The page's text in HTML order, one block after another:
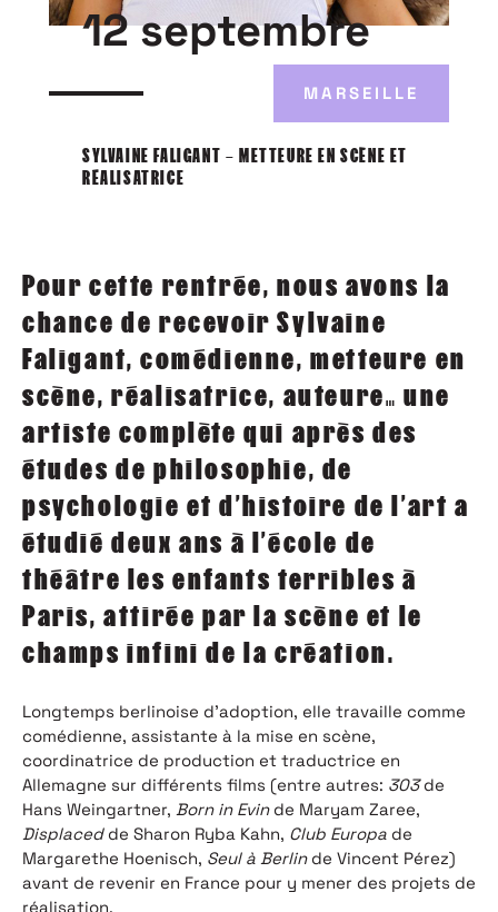
12 septembre
MARSEILLE
SYLVAINE FALIGANT – METTEURE EN SCÈNE ET
RÉALISATRICE
Pour cette rentrée, nous avons la
chance de recevoir Sylvaine
Faligant, comédienne, metteure en
scène, réalisatrice, auteure… une
artiste complète qui après des
études de philosophie, de
psychologie et d’histoire de l’art a
étudié deux ans à l’école de
théâtre les enfants terribles à
Paris, attirée par la scène et le
champs infini de la création.
Longtemps berlinoise d’adoption, elle travaille comme
comédienne, assistante à la mise en scène,
coordinatrice de production et traductrice en
Allemagne sur différents films (entre autres: 303de
Hans Weingartner, Born in Evinde Maryam Zaree,
Displacedde Sharon Ryba Kahn, Club Europa de
Margarethe Hoenisch, Seul à Berlinde Vincent Pérez)
avant de revenir en France pour y mener des projets de
réalisation.